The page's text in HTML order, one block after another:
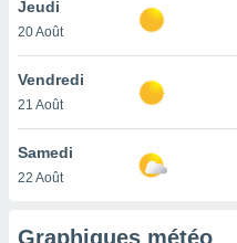
que
et que
Jeudi
20 Août
Vendredi
21 Août
Samedi
22 Août
Graphiques météo